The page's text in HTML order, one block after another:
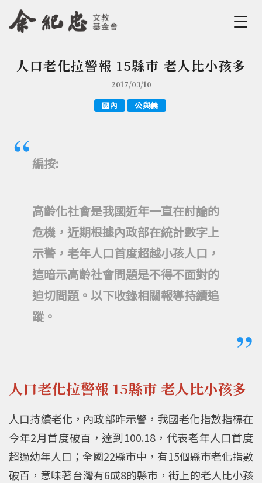
Jump to Navigation
Jump to Main content
您在這裡
人口老化拉警報 15縣市 老人比小孩多
2017/03/10
國內 公與義
編按:
高齡化社會是我國近年一直在討論的
危機，近期根據內政部在統計數字上
示警，老年人口首度超越小孩人口，
這暗示高齡社會問題是不得不面對的
迫切問題。以下收錄相關報導持續追
蹤。
人口老化拉警報 15縣市 老人比小孩多
人口持續老化，內政部昨示警，我國老化指數指標在
今年2月首度破百，達到100.18，代表老年人口首度
超過幼年人口；全國22縣市中，有15個縣市老化指數
破百，意味著台灣有6成8的縣市，街上的老人比小孩